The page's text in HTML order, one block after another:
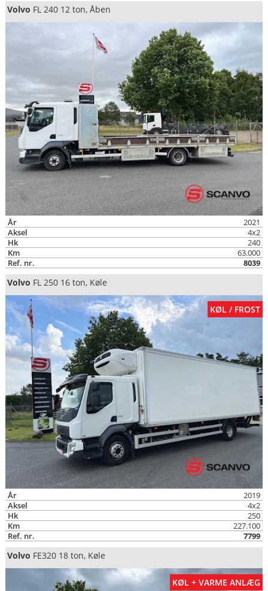
Volvo FL 240 12 ton, Åben
År
2021
Aksel
4x2
Hk
240
Km
63.000
Ref. nr.
8039
Volvo FL 250 16 ton, Køle
KØL / FROST
År
2019
Aksel
4x2
Hk
250
Km
227.100
Ref. nr.
7799
Volvo FE320 18 ton, Køle
KØL + VARME ANLÆG